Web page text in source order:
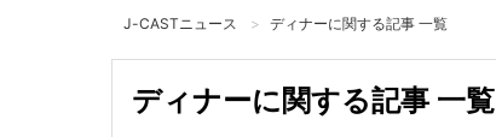
J-CASTニュース ディナーに関する記事 一覧
ディナーに関する記事 一覧